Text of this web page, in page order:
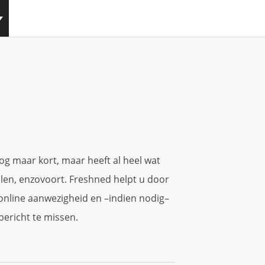
maar kort, maar heeft al heel wat
enzovoort. Freshned helpt u door
aanwezigheid en –indien nodig–
te missen.